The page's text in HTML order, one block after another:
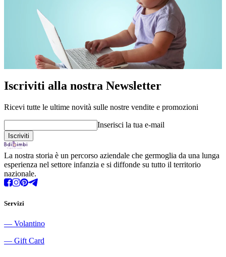
Iscriviti alla nostra Newsletter
Ricevi tutte le ultime novità sulle nostre vendite e promozioni
Inserisci la tua e-mail
La nostra storia è un percorso aziendale che germoglia da una lunga
esperienza nel settore infanzia e si diffonde su tutto il territorio
nazionale.
Servizi
― Volantino
― Gift Card